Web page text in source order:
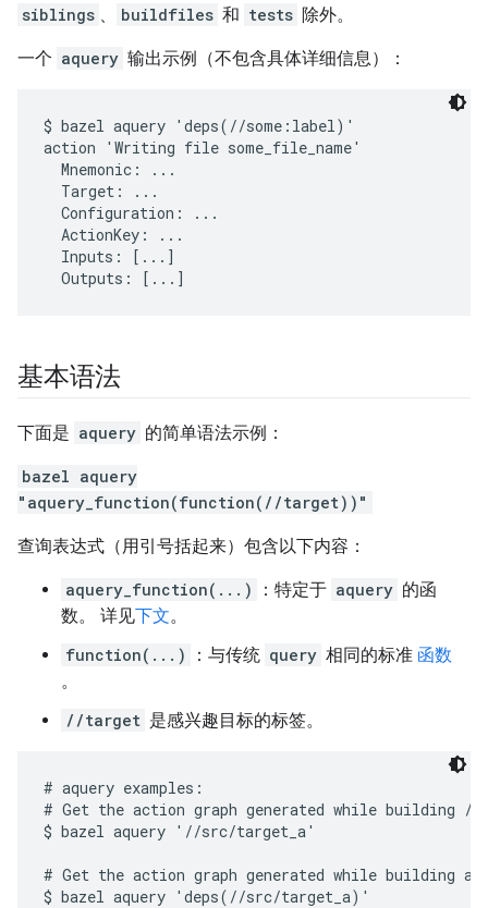
siblings 、 buildfiles 和 tests 除外。
一个 aquery 输出示例（不包含具体详细信息）：
$ bazel aquery 'deps(//some:label)'
action 'Writing file some_file_name'
  Mnemonic: ...
  Target: ...
  Configuration: ...
  ActionKey: ...
  Inputs: [...]
基本语法
下面是 aquery 的简单语法示例：
bazel aquery
"aquery_function(function(//target))"
查询表达式（用引号括起来）包含以下内容：
aquery_function(...) ：特定于 aquery 的函
数。 详见下文。
function(...)
：与传统 query 相同的标准 函数
。
//target 是感兴趣目标的标签。
# aquery examples:
# Get the action graph generated while building //
$ bazel aquery '//src/target_a'
# Get the action graph generated while building
$ bazel aquery 'deps(//src/target_a)'